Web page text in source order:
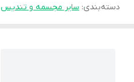
دسته‌بندی: سایر مجسمه و تندیس